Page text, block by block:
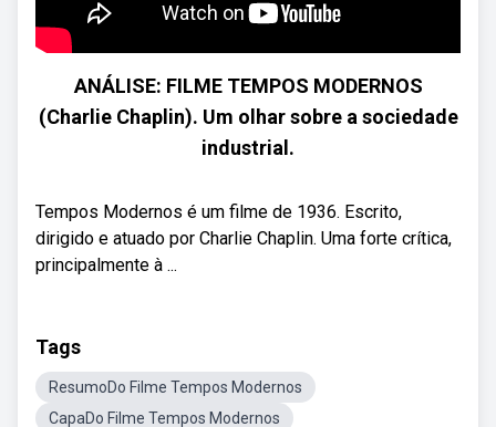
ANÁLISE: FILME TEMPOS MODERNOS
(Charlie Chaplin). Um olhar sobre a sociedade
industrial.
Tempos Modernos é um filme de 1936. Escrito,
dirigido e atuado por Charlie Chaplin. Uma forte crítica,
principalmente à ...
Tags
ResumoDo Filme Tempos Modernos
CapaDo Filme Tempos Modernos